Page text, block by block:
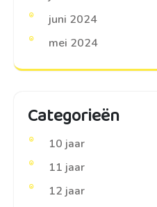
juni 2024
mei 2024
Categorieën
10 jaar
11 jaar
12 jaar